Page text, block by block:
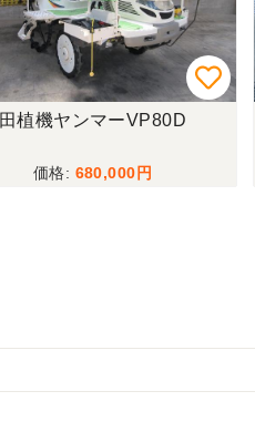
田植機ヤンマーVP80D
680,000